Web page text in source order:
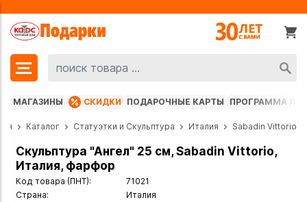
МАГАЗИНЫ СКИДКИ ПОДАРОЧНЫЕ КАРТЫ ПРОГРАММА
Каталог Статуэтки и Скульптура Италия Sabadin Vittorio
Скульптура "Ангел" 25 см, Sabadin Vittorio,
Италия, фарфор
Код товара (ПНТ):
71021
Страна:
Италия